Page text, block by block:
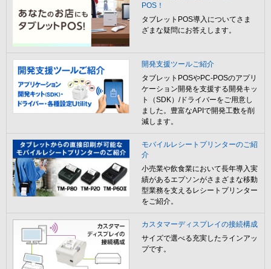
POS！
タブレットPOS導入についてさま
ざまな疑問にお答えします。
開発支援ツールご紹介
タブレットPOSやPC-POSのアプリ
ケーション開発を支援する開発キッ
ト（SDK）/ドライバーをご用意し
ました。豊富なAPIで開発工数を削
減します。
モバイルレシートプリンターのご紹
介
小売業や飲食業において長年導入実
績があるエプソンがさまざまな移動
型業務を支えるレシートプリンター
をご紹介。
カスタマーディスプレイの接続構成
サイズで選べる充実したラインアッ
プです。